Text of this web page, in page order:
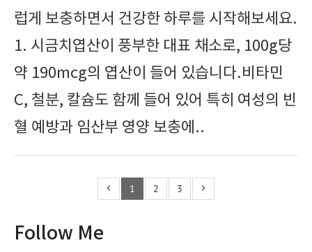
럽게 보충하면서 건강한 하루를 시작해보세요.
1. 시금치엽산이 풍부한 대표 채소로, 100g당
약 190mcg의 엽산이 들어 있습니다.비타민
C, 철분, 칼슘도 함께 들어 있어 특히 여성의 빈
혈 예방과 임산부 영양 보충에..
1 2 3
Follow Me